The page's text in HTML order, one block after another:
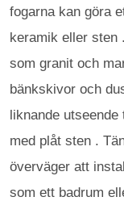
fogarna kan göra
keramik eller sten
som granit och
bänkskivor och
liknande
med plåt sten .
överväger att
som ett badrum